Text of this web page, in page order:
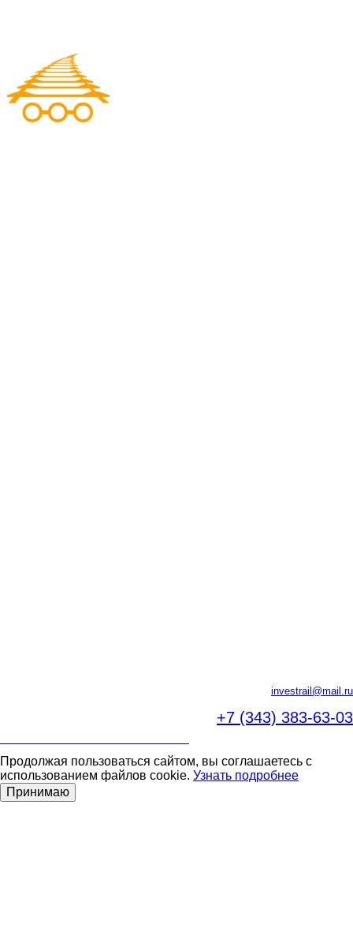
investrail@mail.ru
+7 (343) 383-63-03
Продолжая пользоваться сайтом, вы соглашаетесь с
использованием файлов cookie. Узнать подробнее
Принимаю